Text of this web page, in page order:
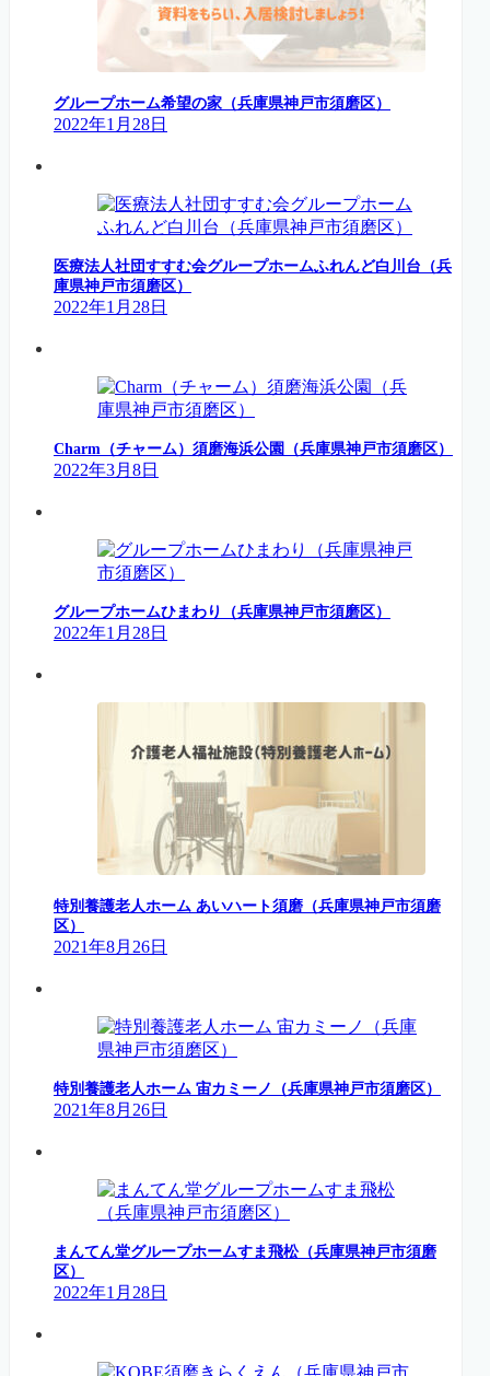
グループホーム希望の家（兵庫県神戸市須磨区）
2022年1月28日
医療法人社団すすむ会グループホームふれんど白川台（兵
庫県神戸市須磨区）
2022年1月28日
Charm（チャーム）須磨海浜公園（兵庫県神戸市須磨区）
2022年3月8日
グループホームひまわり（兵庫県神戸市須磨区）
2022年1月28日
特別養護老人ホーム あいハート須磨（兵庫県神戸市須磨
区）
2021年8月26日
特別養護老人ホーム 宙カミーノ（兵庫県神戸市須磨区）
2021年8月26日
まんてん堂グループホームすま飛松（兵庫県神戸市須磨
区）
2022年1月28日